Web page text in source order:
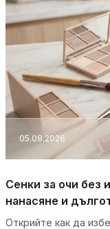
05.08.2026
Сенки за очи без
нанасяне и
Открийте как да